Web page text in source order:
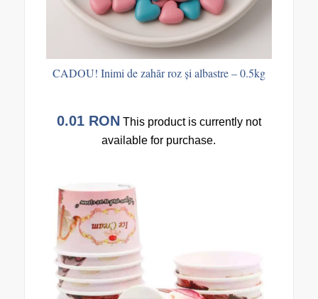
CADOU! Inimi de zahăr roz și albastre – 0.5kg
0.01 RON This product is currently not
available for purchase.